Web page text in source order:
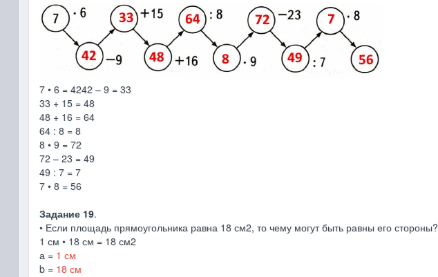
7 • 6 = 4242 – 9 = 33
33 + 15 = 48
48 + 16 = 64
64 : 8 = 8
8 • 9 = 72
72 – 23 = 49
49 : 7 = 7
7 • 8 = 56
Задание 19.
• Если площадь прямоугольника равна 18 см2, то чему могут быть равны его стороны?
1 см • 18 см = 18 см2
а = 1 см
b = 18 см